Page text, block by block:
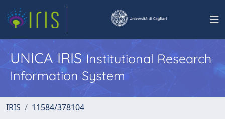
UNICA IRISInstitutional Research
Information System
IRIS 11584/378104